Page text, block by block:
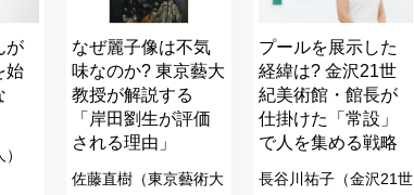
が
始
なぜ麗子像は不気
味なのか? 東京藝大
教授が解説する
「岸田劉生が評価
される理由」
佐藤直樹（東京藝術大
プールを展示した
経緯は? 金沢21世
紀美術館・館長が
仕掛けた「常設」
で人を集める戦略
長谷川祐子（金沢21世